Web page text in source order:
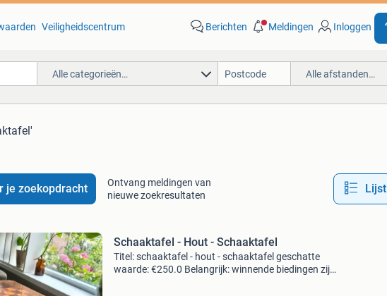
Veiligheidscentrum Berichten Meldingen Inloggen
Alle categorieën… Alle afstanden…
je zoekopdracht
Ontvang meldingen van
nieuwe zoekresultaten
Lijst
Schaaktafel - Hout - Schaaktafel
Titel: schaaktafel - hout - schaaktafel geschatte
waarde: €250.0 Belangrijk: winnende biedingen zijn